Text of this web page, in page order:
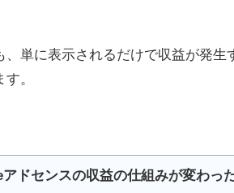
単に表示されるだけで収益が発生
。
ドセンスの収益の仕組みが変わっ